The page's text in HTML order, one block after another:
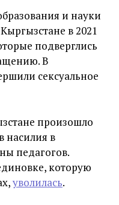
и науки
в 2021
подверглись
В
сексуальное
произошло
насилия в
педагогов.
которую
уволилась.